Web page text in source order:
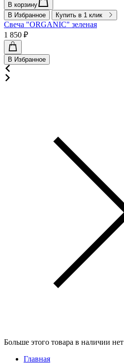
В корзину
В Избранное
Купить в 1 клик
Свеча "ORGANIC" зеленая
1 850 ₽
В Избранное
Больше этого товара в наличии нет
Главная